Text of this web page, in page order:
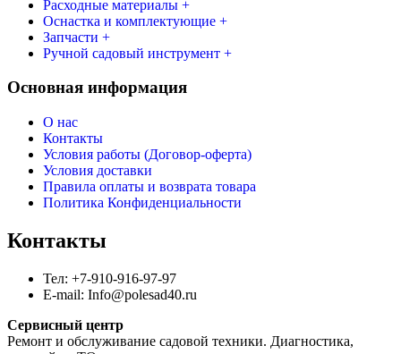
Расходные материалы +
Оснастка и комплектующие +
Запчасти +
Ручной садовый инструмент +
Основная информация
О нас
Контакты
Условия работы (Договор-оферта)
Условия доставки
Правила оплаты и возврата товара
Политика Конфиденциальности
Контакты
Тел: +7-910-916-97-97
E-mail: Info@polesad40.ru
Сервисный центр
Ремонт и обслуживание садовой техники. Диагностика,